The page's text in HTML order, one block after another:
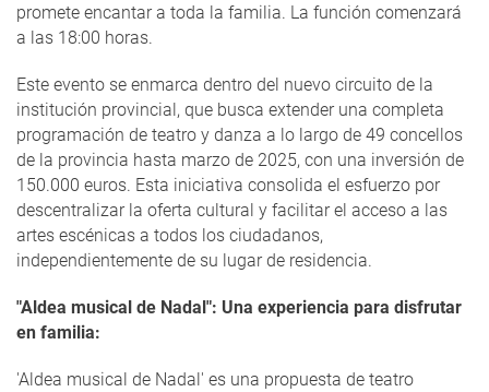
promete encantar a toda la familia. La función comenzará
a las 18:00 horas.
Este evento se enmarca dentro del nuevo circuito de la
institución provincial, que busca extender una completa
programación de teatro y danza a lo largo de 49 concellos
de la provincia hasta marzo de 2025, con una inversión de
150.000 euros. Esta iniciativa consolida el esfuerzo por
descentralizar la oferta cultural y facilitar el acceso a las
artes escénicas a todos los ciudadanos,
independientemente de su lugar de residencia.
"Aldea musical de Nadal": Una experiencia para disfrutar
en familia:
'Aldea musical de Nadal' es una propuesta de teatro